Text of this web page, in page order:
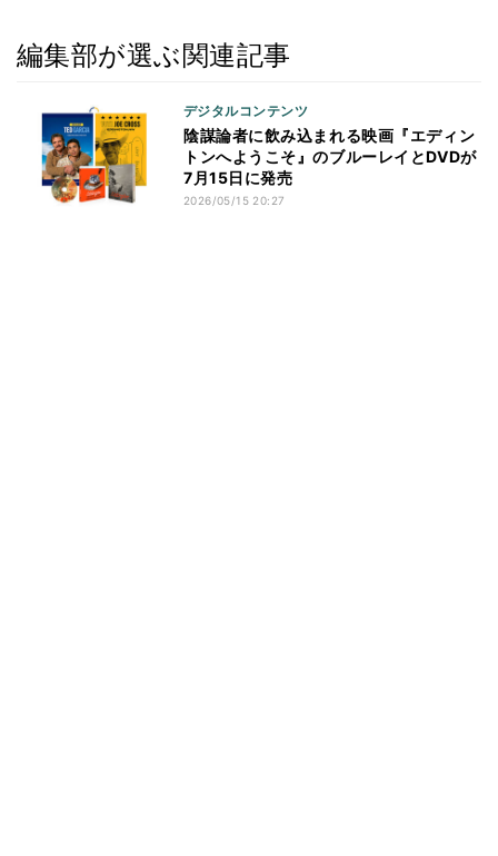
編集部が選ぶ関連記事
デジタルコンテンツ
陰謀論者に飲み込まれる映画『エディン
トンへようこそ』のブルーレイとDVDが
7月15日に発売
2026/05/15 20:27